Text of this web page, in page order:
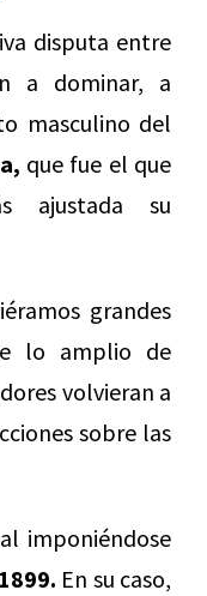
disputa entre
a dominar, a
masculino del
que fue el que
ajustada su
grandes
lo amplio de
volvieran a
sobre las
imponiéndose
En su caso,